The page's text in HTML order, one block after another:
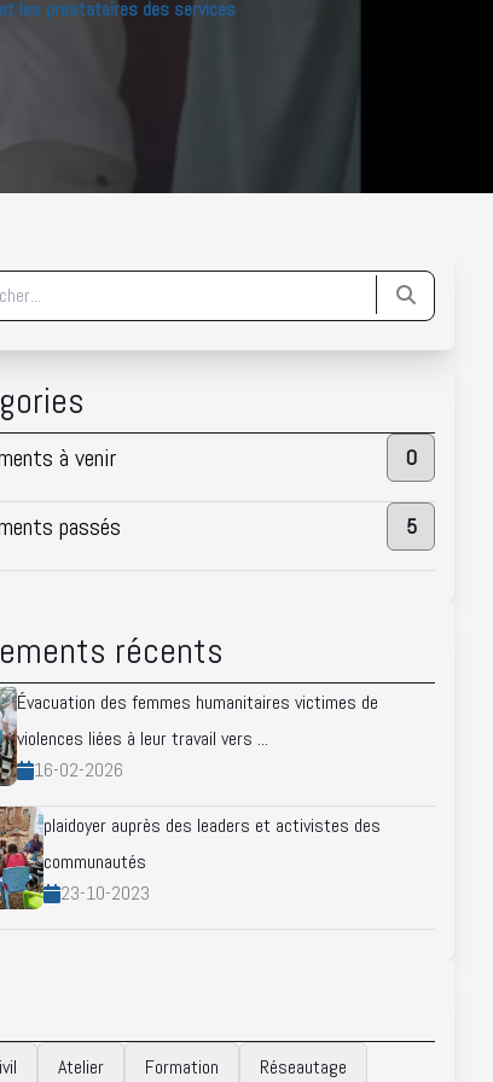
les prestataires des services
à venir 0
passés 5
récents
Évacuation des femmes humanitaires victimes de
violences liées à leur travail vers ...
16-02-2026
plaidoyer auprès des leaders et activistes des
communautés
23-10-2023
Atelier Formation Réseautage